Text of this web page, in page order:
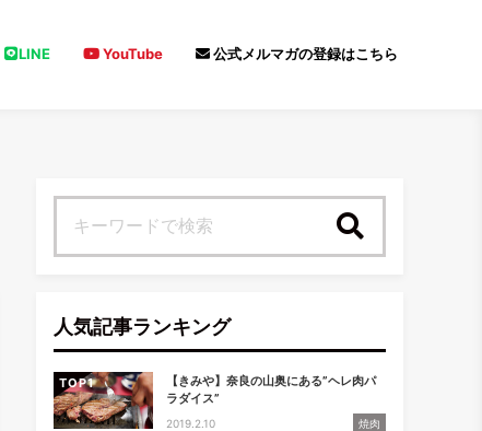
LINE YouTube 公式メルマガの登録はこちら
人気記事ランキング
TOP
【きみや】奈良の山奥にある”ヘレ肉パ
ラダイス”
2019.2.10 焼肉